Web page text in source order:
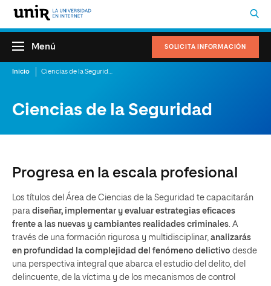
SOLICITA INFORMACIÓN
Menú
Inicio
Ciencias de la Seguridad
Progresa en la escala profesional
Los títulos del Área de Ciencias de la Seguridad te capacitarán
para diseñar, implementar y evaluar estrategias eficaces
frente a las nuevas y cambiantes realidades criminales. A
través de una formación rigurosa y multidisciplinar, analizarás
en profundidad la complejidad del fenómeno delictivo desde
una perspectiva integral que abarca el estudio del delito, del
delincuente, de la víctima y de los mecanismos de control